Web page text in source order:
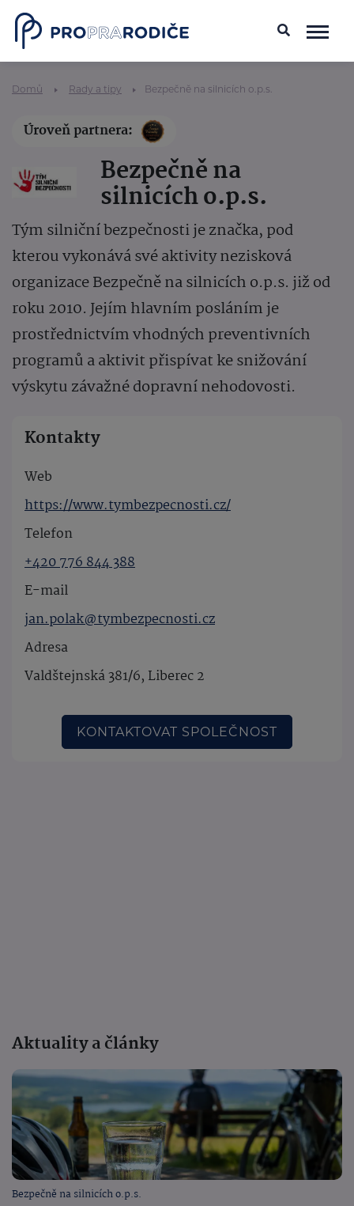
Domů Rady a tipy Bezpečně na silnicích o.p.s.
Úroveň partnera:
Bezpečně na
silnicích o.p.s.
Tým silniční bezpečnosti je značka, pod
kterou vykonává své aktivity nezisková
organizace Bezpečně na silnicích o.p.s. již od
roku 2010. Jejím hlavním posláním je
prostřednictvím vhodných preventivních
programů a aktivit přispívat ke snižování
výskytu závažné dopravní nehodovosti.
Kontakty
Web
https://www.tymbezpecnosti.cz/
Telefon
+420 776 844 388
E-mail
jan.polak@tymbezpecnosti.cz
Adresa
Valdštejnská 381/6, Liberec 2
KONTAKTOVAT SPOLEČNOST
Aktuality a články
Bezpečně na silnicích o.p.s.